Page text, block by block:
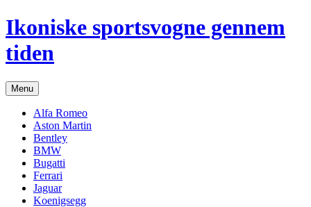
Hop
til
indhold
Ikoniske sportsvogne gennem
tiden
Menu
Alfa Romeo
Aston Martin
Bentley
BMW
Bugatti
Ferrari
Jaguar
Koenigsegg